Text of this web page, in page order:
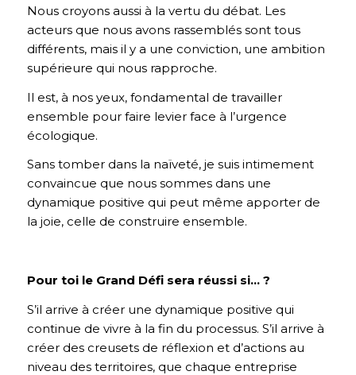
Nous croyons aussi à la vertu du débat. Les
acteurs que nous avons rassemblés sont tous
différents, mais il y a une conviction, une ambition
supérieure qui nous rapproche.
Il est, à nos yeux, fondamental de travailler
ensemble pour faire levier face à l’urgence
écologique.
Sans tomber dans la naïveté, je suis intimement
convaincue que nous sommes dans une
dynamique positive qui peut même apporter de
la joie, celle de construire ensemble.
Pour toi le Grand Défi sera réussi si… ?
S’il arrive à créer une dynamique positive qui
continue de vivre à la fin du processus. S’il arrive à
créer des creusets de réflexion et d’actions au
niveau des territoires, que chaque entreprise